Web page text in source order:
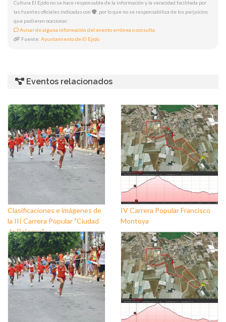
Cultura El Ejido no se hace responsable de la información y la veracidad facilitada por
las fuentes oficiales indicadas con
, por lo que no se responsabiliza de los perjuicios
que pudieran ocasionar.
Avisar de alguna información del evento errónea o consulta.
Fuente: Ayuntamiento de El Ejido
Eventos relacionados
Clasificaciones e imágenes de
la III Carrera Popular "Ciudad
de Balerma"
IV Carrera Popular Francisco
Montoya